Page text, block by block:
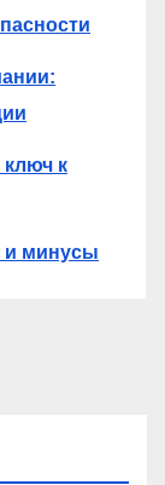
ключ к
и минусы